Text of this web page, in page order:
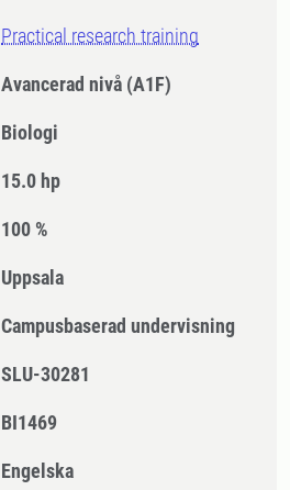
Practical research training
Avancerad nivå (A1F)
Biologi
15.0 hp
100 %
Uppsala
Campusbaserad undervisning
SLU-30281
BI1469
Engelska